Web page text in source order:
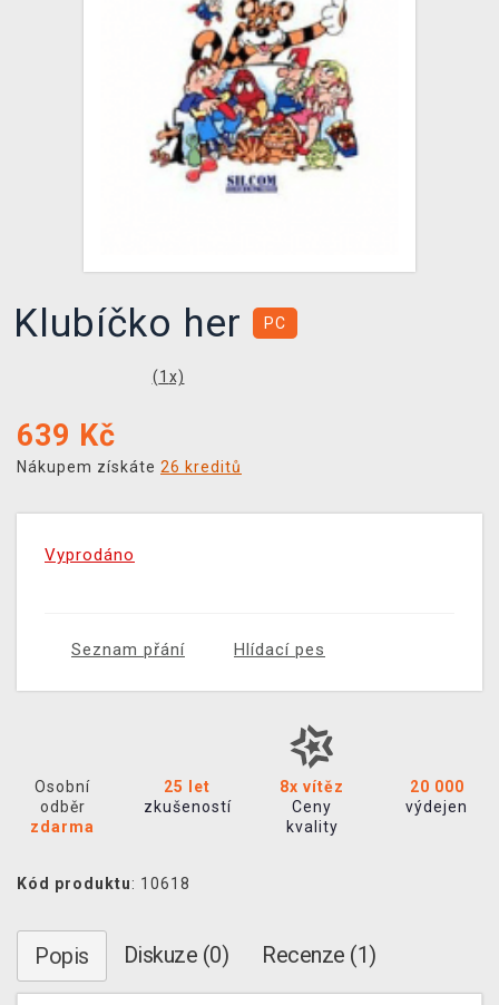
TCG & BOARDGAME HUB
VÝKUP HER (BAZAR)
Klubíčko her PC
(1 x)
639 Kč
Nákupem získáte 26 kreditů
Vyprodáno
Seznam přání Hlídací pes
Osobní
odběr
zdarma
25 let
zkušeností
8x vítěz
Ceny
kvality
20 000
výdejen
Kód produktu: 10618
Popis Diskuze (0) Recenze (1)